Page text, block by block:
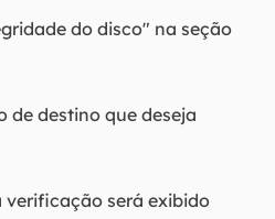
do disco" na seção
de destino que deseja
será exibido